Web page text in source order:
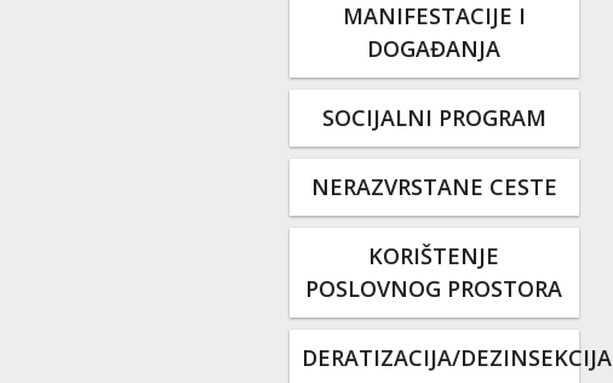
MANIFESTACIJE I
DOGAĐANJA
SOCIJALNI PROGRAM
NERAZVRSTANE CESTE
KORIŠTENJE
POSLOVNOG PROSTORA
DERATIZACIJA/DEZINSEKCIJA